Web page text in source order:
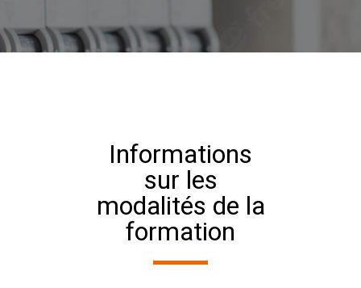
Informations
sur les
modalités de la
formation